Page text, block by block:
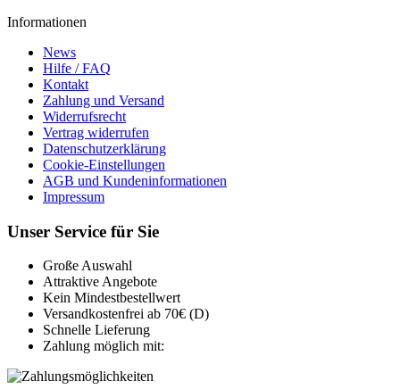
Informationen
News
Hilfe / FAQ
Kontakt
Zahlung und Versand
Widerrufsrecht
Vertrag widerrufen
Datenschutzerklärung
Cookie-Einstellungen
AGB und Kundeninformationen
Impressum
Unser Service für Sie
Große Auswahl
Attraktive Angebote
Kein Mindestbestellwert
Versandkostenfrei ab 70€ (D)
Schnelle Lieferung
Zahlung möglich mit: